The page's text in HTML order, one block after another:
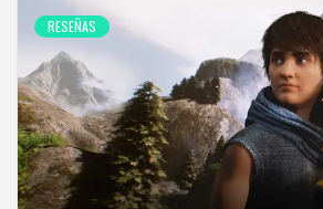
RESEÑAS